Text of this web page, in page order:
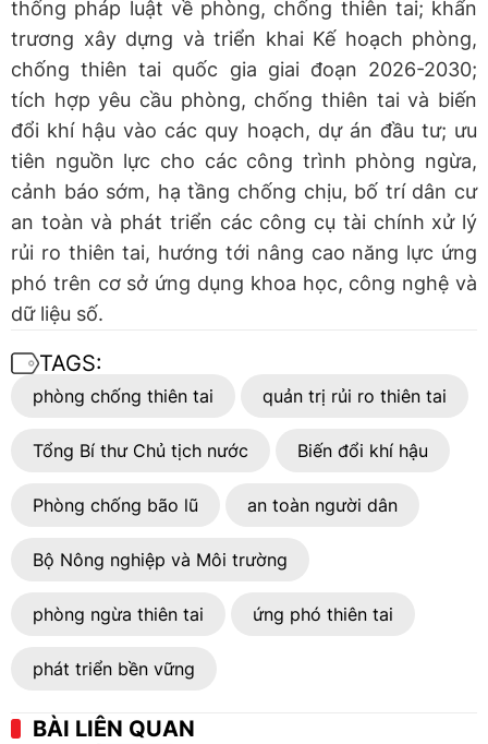
thống pháp luật về phòng, chống thiên tai; khẩn
trương xây dựng và triển khai Kế hoạch phòng,
chống thiên tai quốc gia giai đoạn 2026-2030;
tích hợp yêu cầu phòng, chống thiên tai và biến
đổi khí hậu vào các quy hoạch, dự án đầu tư; ưu
tiên nguồn lực cho các công trình phòng ngừa,
cảnh báo sớm, hạ tầng chống chịu, bố trí dân cư
an toàn và phát triển các công cụ tài chính xử lý
rủi ro thiên tai, hướng tới nâng cao năng lực ứng
phó trên cơ sở ứng dụng khoa học, công nghệ và
dữ liệu số.
TAGS:
phòng chống thiên tai quản trị rủi ro thiên tai
Tổng Bí thư Chủ tịch nước Biến đổi khí hậu
Phòng chống bão lũ an toàn người dân
Bộ Nông nghiệp và Môi trường
phòng ngừa thiên tai ứng phó thiên tai
phát triển bền vững
BÀI LIÊN QUAN